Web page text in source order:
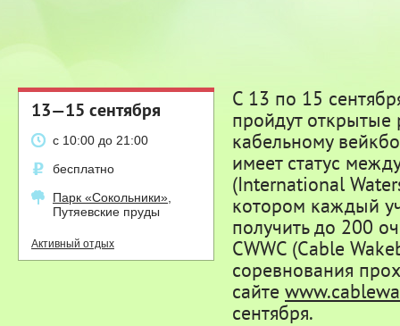
13—15 сентября
с 10:00 до 21:00
бесплатно
Парк «Сокольники»
Путяевские пруды
Активный отдых
С 13 по 15
пройдут открытые
кабельному
имеет статус
(International
котором каждый
получить до 200
CWWC (Cable
соревнования
сайте
сентября.